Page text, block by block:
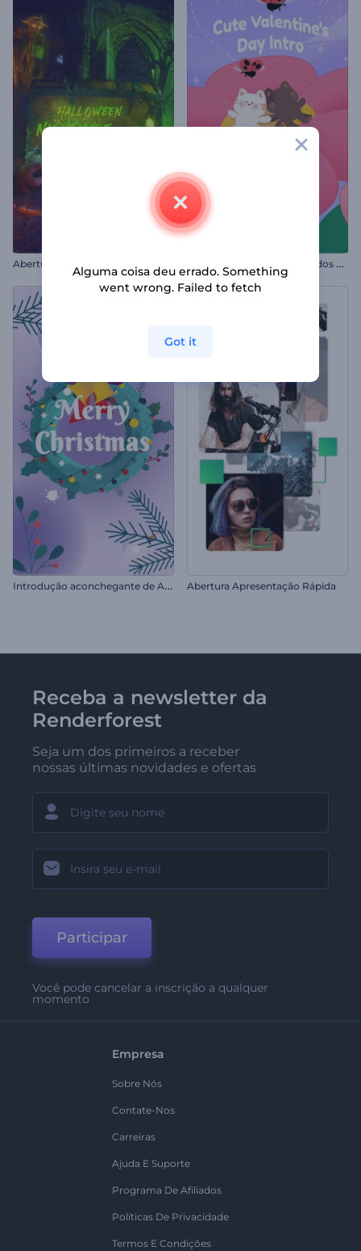
Abertura de Pesadelo de Halloween I
ntrodução fofa para o Dia dos Namorados
I
ntrodução aconchegante de Ano Novo Abertura Apresentação Rápida
Receba a newsletter da
Renderforest
Seja um dos primeiros a receber
nossas últimas novidades e ofertas
Participar
Você pode cancelar a inscrição a qualquer
momento
Empresa
Sobre Nós
Contate-Nos
Carreiras
Ajuda E Suporte
Programa De Afiliados
Políticas De Privacidade
Termos E Condições
Alguma coisa deu errado. Something
went wrong. Failed to fetch
Got it